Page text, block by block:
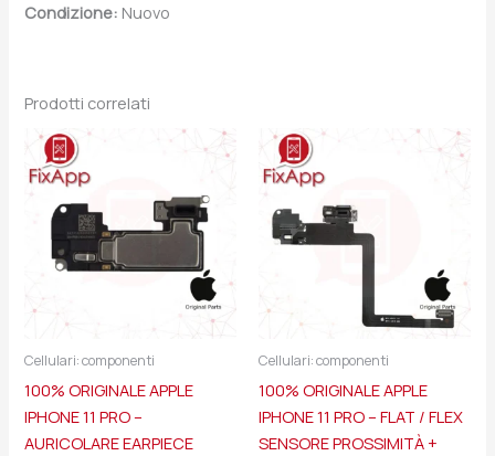
Condizione: Nuovo
Prodotti correlati
Cellulari: componenti
100% ORIGINALE APPLE
IPHONE 11 PRO –
AURICOLARE EARPIECE
Cellulari: componenti
100% ORIGINALE APPLE
IPHONE 11 PRO – FLAT / FLEX
SENSORE PROSSIMITÀ +